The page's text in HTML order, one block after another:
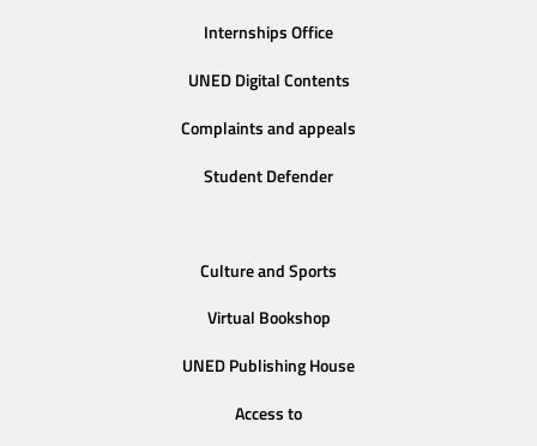
Internships Office
UNED Digital Contents
Complaints and appeals
Student Defender
Culture and Sports
Virtual Bookshop
UNED Publishing House
Access to